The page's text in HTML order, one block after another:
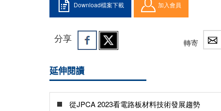
Download檔案下載 加入會員
分享 轉寄
延伸閱讀
從JPCA 2023看電路板材料技術發展趨勢